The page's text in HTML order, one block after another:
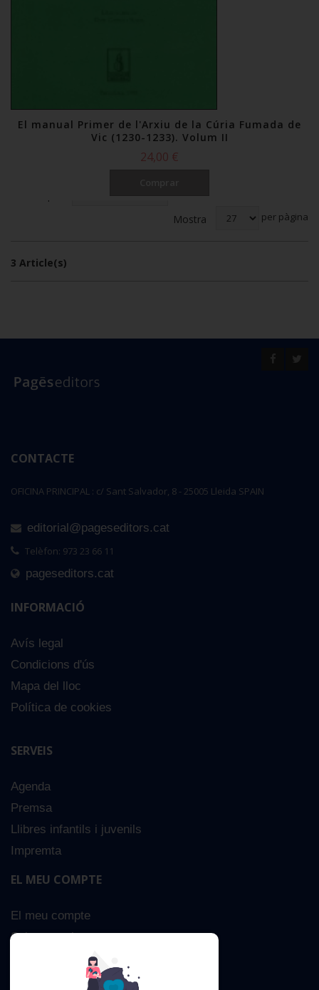
El manual Primer de l'Arxiu de la Cúria Fumada de
Vic (1230-1233). Volum II
24,00 €
Mostra
per pàgina
3 Article(s)
CONTACTE
OFICINA PRINCIPAL : c/ Sant Salvador, 8 - 25005 Lleida SPAIN
editorial@pageseditors.cat
Telèfon: 973 23 66 11
pageseditors.cat
INFORMACIÓ
Avís legal
Condicions d'ús
Mapa del lloc
Política de cookies
SERVEIS
Agenda
Premsa
Llibres infantils i juvenils
Impremta
EL MEU COMPTE
El meu compte
Sobre nosaltres
Cerca Avançada